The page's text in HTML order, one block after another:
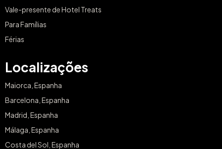
Vale-presente de Hotel Treats
Para Famílias
Férias
Localizações
Maiorca, Espanha
Barcelona, Espanha
Madrid, Espanha
Málaga, Espanha
Costa del Sol, Espanha